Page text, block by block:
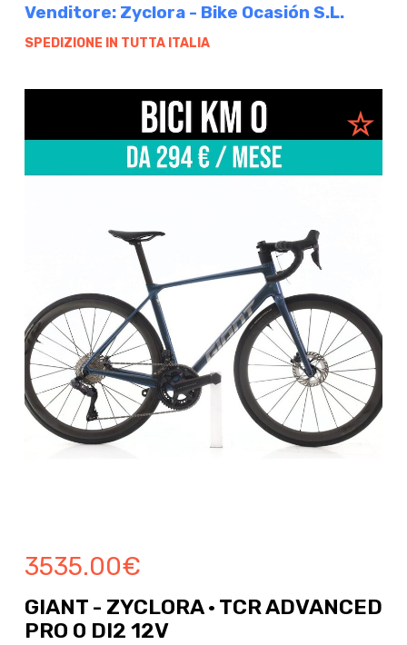
Venditore: Zyclora - Bike Ocasión S.L.
SPEDIZIONE IN TUTTA ITALIA
3535.00€
GIANT - ZYCLORA · TCR ADVANCED
PRO 0 DI2 12V